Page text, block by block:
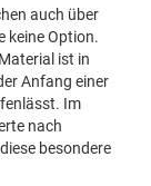
auch über
keine Option.
ist in
Anfang einer
Im
nach
besondere